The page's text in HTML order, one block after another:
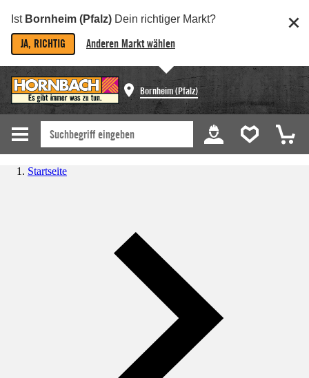
Ist Bornheim (Pfalz) Dein richtiger Markt?
JA, RICHTIG Anderen Markt wählen
Bornheim (Pfalz)
Startseite